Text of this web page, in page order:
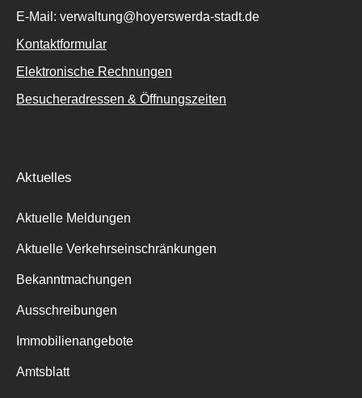
E-Mail: verwaltung@hoyerswerda-stadt.de
Kontaktformular
Elektronische Rechnungen
Besucheradressen & Öffnungszeiten
Aktuelles
Aktuelle Meldungen
Aktuelle Verkehrseinschränkungen
Bekanntmachungen
Ausschreibungen
Immobilienangebote
Amtsblatt